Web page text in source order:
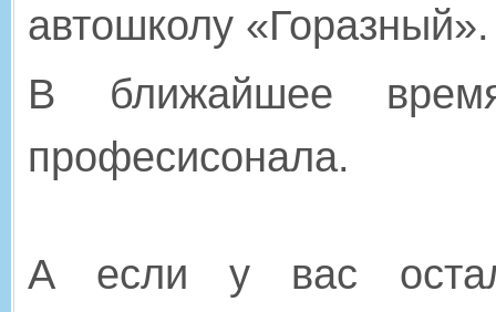
автошколу
В ближайшее
професисонала.
А если у вас